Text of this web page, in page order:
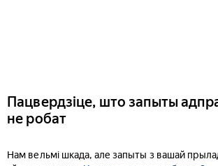
Пацвердзіце, што запыты
не робат
Нам вельмі шкада, але запыты з вашай